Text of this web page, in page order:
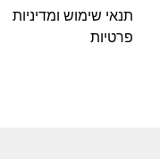
תנאי שימוש ומדיניות
פרטיות